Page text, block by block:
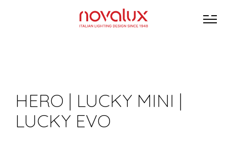
HERO | LUCKY MINI |
LUCKY EVO